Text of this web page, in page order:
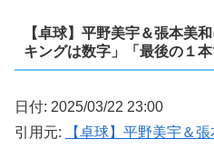
【卓球】平野美宇＆張本美
キングは数字」「最後の１本
日付: 2025/03/22 23:00
引用元:
【卓球】平野美宇＆